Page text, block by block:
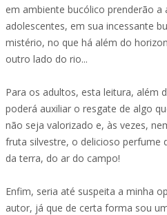
em ambiente bucólico prenderão a
adolescentes, em sua incessante
mistério, no que há além do
outro lado do rio...
Para os adultos, esta leitura, além
poderá auxiliar o resgate de algo
não seja valorizado e, às vezes,
fruta silvestre, o delicioso perfume
da terra, do ar do campo!
Enfim, seria até suspeita a minha
autor, já que de certa forma sou